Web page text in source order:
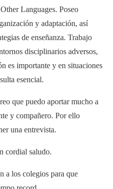
Languages. Poseo
y adaptación, así
de enseñanza. Trabajo
disciplinarios adversos,
es importante y en situaciones
esencial.
que puedo aportar mucho a
y compañero. Por ello
una entrevista.
cordial saludo.
a los colegios para que